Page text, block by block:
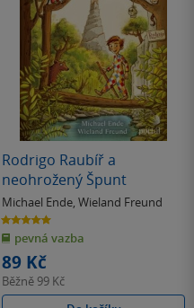
Rodrigo Raubíř a
neohrožený Špunt
Michael Ende, Wieland Freund
5.0
z
5
hvězdiček
pevná vazba
89 Kč
Běžně 99 Kč